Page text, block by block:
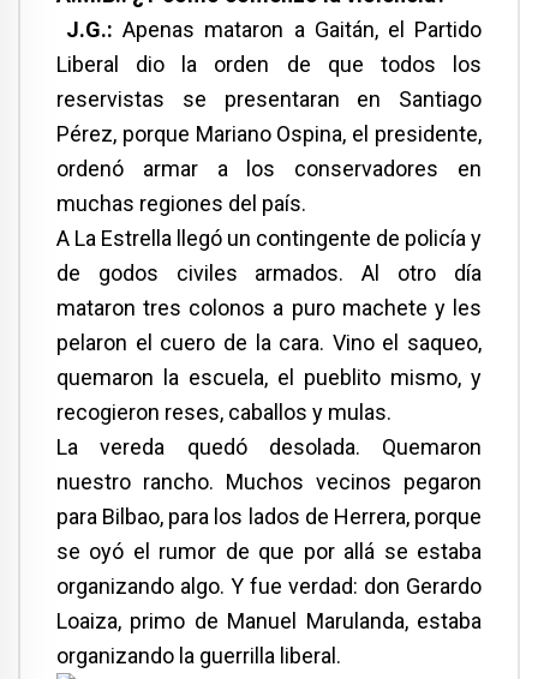
J.G.: Apenas mataron a Gaitán, el Partido
Liberal dio la orden de que todos los
reservistas se presentaran en Santiago
Pérez, porque Mariano Ospina, el presidente,
ordenó armar a los conservadores en
muchas regiones del país.
A La Estrella llegó un contingente de policía y
de godos civiles armados. Al otro día
mataron tres colonos a puro machete y les
pelaron el cuero de la cara. Vino el saqueo,
quemaron la escuela, el pueblito mismo, y
recogieron reses, caballos y mulas.
La vereda quedó desolada. Quemaron
nuestro rancho. Muchos vecinos pegaron
para Bilbao, para los lados de Herrera, porque
se oyó el rumor de que por allá se estaba
organizando algo. Y fue verdad: don Gerardo
Loaiza, primo de Manuel Marulanda, estaba
organizando la guerrilla liberal.